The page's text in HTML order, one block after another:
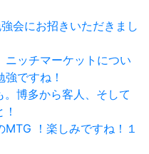
会にお招きいただきまし
ニッチマーケットについ
ですね！
博多から客人、そして
！楽しみですね！１